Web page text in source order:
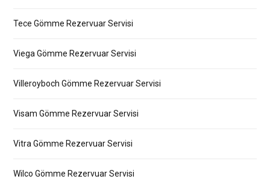
Tece Gömme Rezervuar Servisi
Viega Gömme Rezervuar Servisi
Villeroyboch Gömme Rezervuar Servisi
Visam Gömme Rezervuar Servisi
Vitra Gömme Rezervuar Servisi
Wilco Gömme Rezervuar Servisi